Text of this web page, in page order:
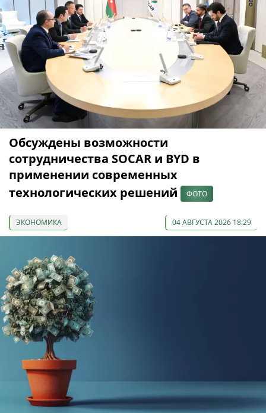
Обсуждены возможности
сотрудничества SOCAR и BYD в
применении современных
технологических решений
ФОТО
ЭКОНОМИКА 04 АВГУСТА 2026 18:29